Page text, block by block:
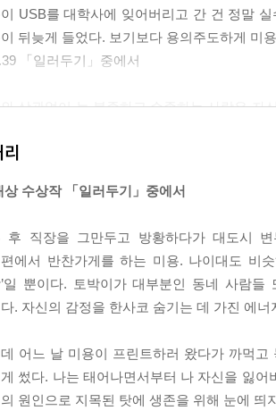
USB를 대학사에 잊어버리고 간 건 정말
뒤늦게 들었다. 보기보다 용의주도하게 미
「일러두기」중에서
상관없이 늘 복종하고 순종하는 사람은 자
「일러두기」중에서
책을 읽다가도, 더 보고 싶은 영화가 있어도,
설도 그렇게 쓰고 있고 앞으로도 오래오래 그
「수상 소감」중에서
한 지 이십팔 년. 이런 게 소설이지 하는 방법
수정한다. 그걸 반복할 뿐이다.
62 「문학적 자서전」중에서
수상작 「일러두기」중에서
후 직장을 그만두고 방황하다가 대도시
에서 반찬가게를 하는 미용. 나이대도 비
일 뿐이다. 토박이가 대부분인 동네 사람
. 자신의 감정을 한사코 숨기는 데 가진 에
데 어느 날 미용이 프린트하러 왔다가 까먹
썼다. 나는 태어나면서부터 나 자신을 잃
원인으로 지목된 탓에 생존을 위해 눈에